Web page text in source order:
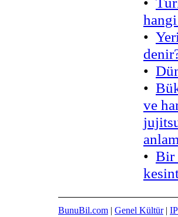
hangi
•
•
•
ve
• Bir
BunuBil.com | Genel Kültür|